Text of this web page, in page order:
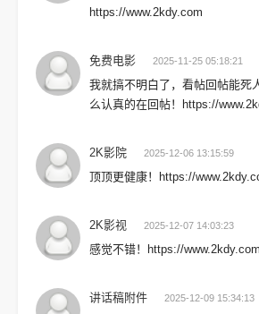
https://www.2kdy.com
免费电影 2025-11-25 05:18:21
我就搞不明白了，看帖回帖能死
么认真的在回帖！https://
2K影院 2025-12-06 13:15:59
顶顶更健康！https://
2K影视 2025-12-07 14:03:23
感觉不错！https://www.2kdy.com
讲话稿附件 2025-12-09 15:34:13